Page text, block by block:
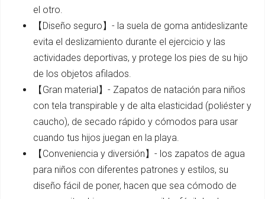
el otro.
【Diseño seguro】- la suela de goma antideslizante
evita el deslizamiento durante el ejercicio y las
actividades deportivas, y protege los pies de su hijo
de los objetos afilados.
【Gran material】- Zapatos de natación para niños
con tela transpirable y de alta elasticidad (poliéster y
caucho), de secado rápido y cómodos para usar
cuando tus hijos juegan en la playa.
【Conveniencia y diversión】- los zapatos de agua
para niños con diferentes patrones y estilos, su
diseño fácil de poner, hacen que sea cómodo de